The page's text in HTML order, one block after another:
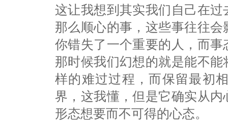
这让我想到其实我们自己在
那么顺心的事，这些事往往
你错失了一个重要的人，而
那时候我们幻想的就是能不
样的难过过程，而保留最初
界，这我懂，但是它确实从
形态想要而不可得的心态。